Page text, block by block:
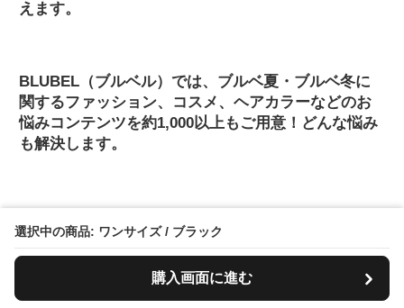
選択中の商品: ワンサイズ / ブラック
購入画面に進む
えます。
BLUBEL（ブルベル）では、ブルベ夏・ブルベ冬に
関するファッション、コスメ、ヘアカラーなどのお
悩みコンテンツを約1,000以上もご用意！どんな悩み
も解決します。
BLUBEL(ブルベル)は、”ブルベ夏・ブルベ冬”の
あらゆる悩みを解決するアパレルブランドショッ